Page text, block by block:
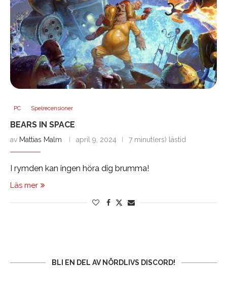
PC Spelrecensioner
BEARS IN SPACE
av Mattias Malm april 9, 2024 7 minut(ers) lästid
I rymden kan ingen höra dig brumma!
Läs mer
BLI EN DEL AV NÖRDLIVS DISCORD!